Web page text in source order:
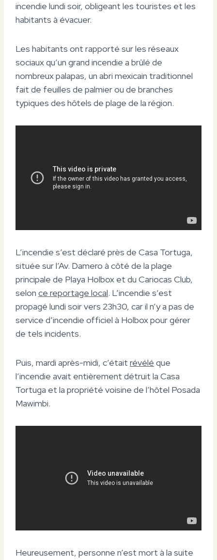
incendie lundi soir, obligeant les touristes et les
habitants à évacuer.
Les habitants ont rapporté sur les réseaux
sociaux qu’un grand incendie a brûlé de
nombreux palapas, un abri mexicain traditionnel
fait de feuilles de palmier ou de branches
typiques des hôtels de plage de la région.
L’incendie s’est déclaré près de Casa Tortuga,
située sur l’Av. Damero à côté de la plage
principale de Playa Holbox et du Cariocas Club,
selon ce reportage local. L’incendie s’est
propagé lundi soir vers 23h30, car il n’y a pas de
service d’incendie officiel à Holbox pour gérer
de tels incidents.
Puis, mardi après-midi, c’était révélé que
l’incendie avait entièrement détruit la Casa
Tortuga et la propriété voisine de l’hôtel Posada
Mawimbi.
Heureusement, personne n’est mort à la suite